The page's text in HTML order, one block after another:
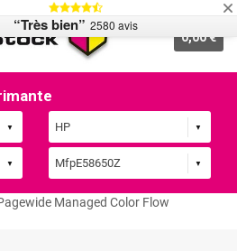
0,00 €
Managed Color Flow
“Très bien” 2580 avis